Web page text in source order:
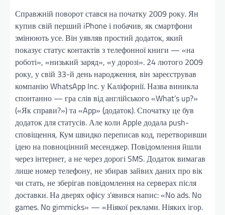
Справжній поворот стався на початку 2009 року. Ян
купив свій перший iPhone і побачив, як смартфони
змінюють усе. Він уявляв простий додаток, який
показує статус контактів з телефонної книги — «на
роботі», «низький заряд», «у дорозі». 24 лютого 2009
року, у свій 33-й день народження, він зареєстрував
компанію WhatsApp Inc. у Каліфорнії. Назва виникла
спонтанно — гра слів від англійського «What’s up?»
(«Як справи?») та «App» (додаток). Спочатку це був
додаток для статусів. Але коли Apple додала push-
сповіщення, Кум швидко переписав код, перетворивши
ідею на повноцінний месенджер. Повідомлення йшли
через інтернет, а не через дорогі SMS. Додаток вимагав
лише номер телефону, не збирав зайвих даних про вік
чи стать, не зберігав повідомлення на серверах після
доставки. На дверях офісу з’явився напис: «No ads. No
games. No gimmicks» — «Ніякої реклами. Ніяких ігор.